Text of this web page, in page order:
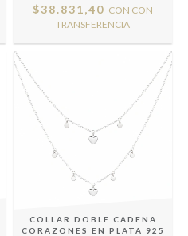
$38.831,40 CON CON
TRANSFERENCIA
COLLAR DOBLE CADENA
CORAZONES EN PLATA 925